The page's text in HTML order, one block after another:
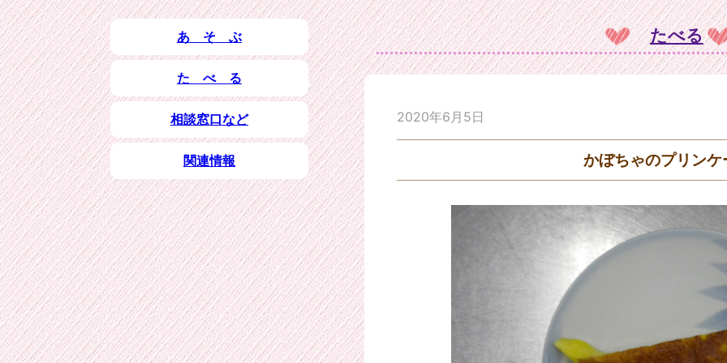
あ そ ぶ
た べ る
相談窓口など
関連情報
たべる
2020年6月5日
かぼちゃのプリンケ